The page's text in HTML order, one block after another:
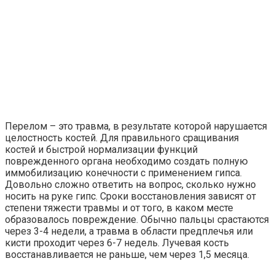
Перелом – это травма, в результате которой нарушается
целостность костей. Для правильного сращивания
костей и быстрой нормализации функций
поврежденного органа необходимо создать полную
иммобилизацию конечности с применением гипса.
Довольно сложно ответить на вопрос, сколько нужно
носить на руке гипс. Сроки восстановления зависят от
степени тяжести травмы и от того, в каком месте
образовалось повреждение. Обычно пальцы срастаются
через 3-4 недели, а травма в области предплечья или
кисти проходит через 6-7 недель. Лучевая кость
восстанавливается не раньше, чем через 1,5 месяца.